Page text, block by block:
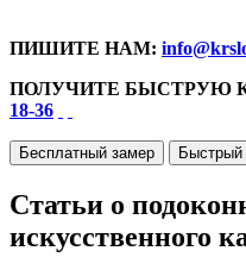
ПИШИТЕ НАМ:
ПОЛУЧИТЕ БЫСТРУЮ
18-36
Бесплатный замер Быстрый
Статьи о
искусственного